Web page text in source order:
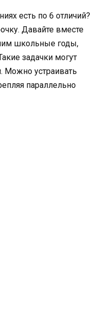
есть по 6 отличий?
Давайте вместе
школьные годы,
задачки могут
Можно устраивать
параллельно